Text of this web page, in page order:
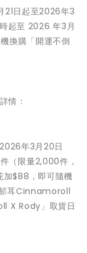
21日起至2026年3
起至 2026 年3月
換購「開運不倒
情：
年3月20日
（限量2,000件，
加$88，即可隨機
郁耳Cinnamoroll
X Rody」取貨日